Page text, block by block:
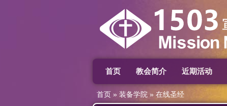
首页 教会简介 近期活动
首页 » 装备学院 » 在线圣经